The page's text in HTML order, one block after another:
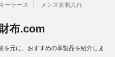
ーケース メンズ名刺入れ
布.com
を元に、おすすめの革製品を紹介しま